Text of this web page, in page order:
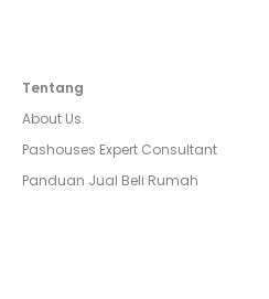
Tentang
About Us
Pashouses Expert Consultant
Panduan Jual Beli Rumah